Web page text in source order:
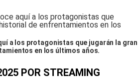
a los protagonistas que jugarán la gran
en los últimos años.
POR STREAMING